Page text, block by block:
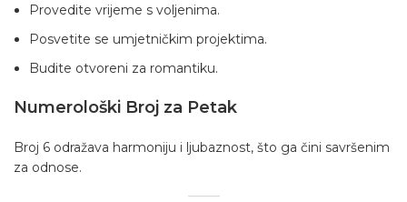
Provedite vrijeme s voljenima.
Posvetite se umjetničkim projektima.
Budite otvoreni za romantiku.
Numerološki Broj za Petak
Broj 6 odražava harmoniju i ljubaznost, što ga čini savršenim
za odnose.